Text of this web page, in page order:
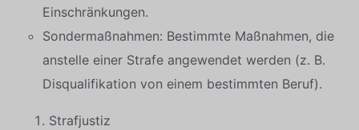
Einschränkungen.
Sondermaßnahmen: Bestimmte Maßnahmen, die
anstelle einer Strafe angewendet werden (z. B.
Disqualifikation von einem bestimmten Beruf).
Strafjustiz